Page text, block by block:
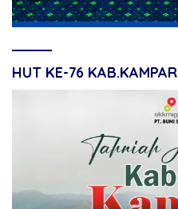
HUT KE-76 KAB.KAMPAR